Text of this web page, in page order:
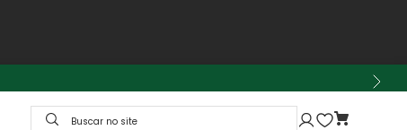
Buscar no site